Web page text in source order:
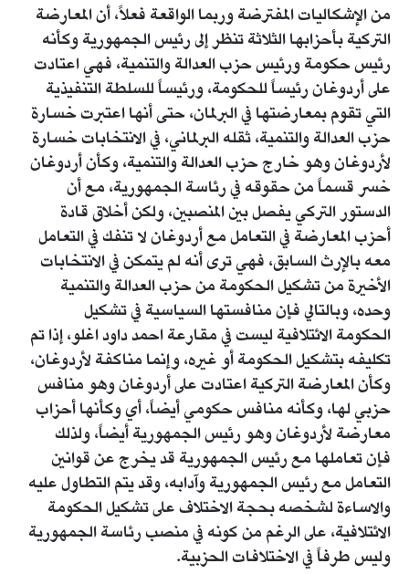
من الإشكاليات المفترضة وربما الواقعة فعلاً، أن المعارضة
التركية بأحزابها الثلاثة تنظر إلى رئيس الجمهورية وكأنه
رئيس حكومة ورئيس حزب العدالة والتنمية، فهي اعتادت
على أردوغان رئيساً للحكومة، ورئيساً للسلطة التنفيذية
التي تقوم بمعارضتها في البرلمان، حتى أنها اعتبرت خسارة
حزب العدالة والتنمية، ثقله البرلماني، في الانتخابات خسارة
لأردوغان وهو خارج حزب العدالة والتنمية، وكأن أردوغان
خسر قسماً من حقوقه في رئاسة الجمهورية، مع أن
الدستور التركي يفصل بين المنصبين، ولكن أخلاق قادة
أحزب المعارضة في التعامل مع أردوغان لا تنفك في التعامل
معه بالإرث السابق، فهي ترى أنه لم يتمكن في الانتخابات
الأخيرة من تشكيل الحكومة من حزب العدالة والتنمية
وحده، وبالتالي فإن منافستها السياسية في تشكيل
الحكومة الائتلافية ليست في مقارعة احمد داود اغلو، إذا تم
تكليفه بتشكيل الحكومة أو غيره، وإنما مناكفة لأردوغان،
وكأن المعارضة التركية اعتادت على أردوغان وهو منافس
حزبي لها، وكأنه منافس حكومي أيضاً، أي وكأنها أحزاب
معارضة لأردوغان وهو رئيس الجمهورية أيضاً، ولذلك
فإن تعاملها مع رئيس الجمهورية قد يخرج عن قوانين
التعامل مع رئيس الجمهورية وآدابه، وقد يتم التطاول عليه
والاساءة لشخصه بحجة الاختلاف على تشكيل الحكومة
الائتلافية، على الرغم من كونه في منصب رئاسة الجمهورية
وليس طرفاً في الاختلافات الحزبية.